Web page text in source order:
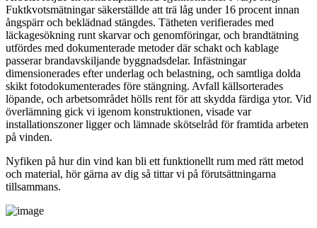
Fuktkvotsmätningar säkerställde att trä låg under 16 procent innan
ångspärr och beklädnad stängdes. Tätheten verifierades med
läckagesökning runt skarvar och genomföringar, och brandtätning
utfördes med dokumenterade metoder där schakt och kablage
passerar brandavskiljande byggnadsdelar. Infästningar
dimensionerades efter underlag och belastning, och samtliga dolda
skikt fotodokumenterades före stängning. Avfall källsorterades
löpande, och arbetsområdet hölls rent för att skydda färdiga ytor. Vid
överlämning gick vi igenom konstruktionen, visade var
installationszoner ligger och lämnade skötselråd för framtida arbeten
på vinden.
Nyfiken på hur din vind kan bli ett funktionellt rum med rätt metod
och material, hör gärna av dig så tittar vi på förutsättningarna
tillsammans.